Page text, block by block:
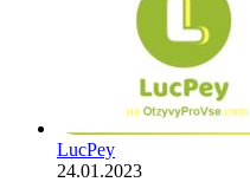
LucPey
24.01.2023